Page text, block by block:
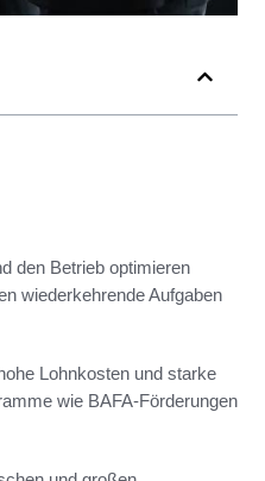
den Betrieb optimieren
wiederkehrende Aufgaben
Lohnkosten und starke
wie BAFA-Förderungen